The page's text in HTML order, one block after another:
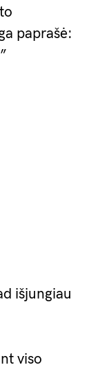
paprašė:
išjungiau
viso